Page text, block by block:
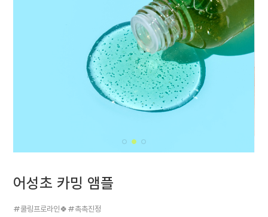
어성초 카밍 앰플
#쿨링프로라인🍀#촉촉진정